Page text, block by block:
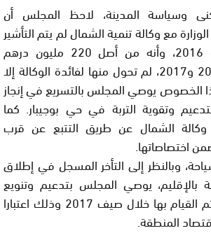
وسياسة المدينة، لاحظ المجلس أن
الوزارة مع وكالة تنمية الشمال لم يتم التأشير
عليها إلا في غشت 2016، وأنه من أصل 220 مليون درهم
المرصودة لسنتي 2016 و2017، لم تحول منها لفائدة الوكالة إلا
الخصوص يوصي المجلس بالتسريع في إنجاز
وتقوية التربة في حي بوجيبار. كما
وكالة الشمال عن طريق التتبع عن قرب
اختصاصاتها.
وبالنظر إلى التأخر المسجل في إطلاق
بالإقليم، يوصي المجلس بتدعيم وتنويع
أنشطة الترويج التي تم القيام بها خلال صيف 2017 وذلك اعتبارا
المنطقة.